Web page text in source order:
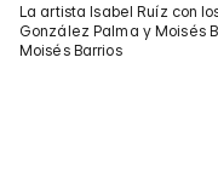
La artista Isabel Ruíz con
González Palma y Moisés
Moisés Barrios